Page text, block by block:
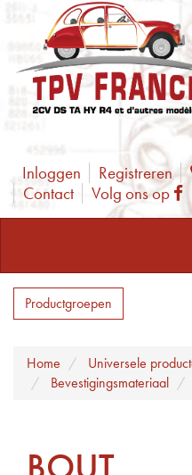
Inloggen Registreren
Contact
Volg ons op
Productgroepen
Home
Universele
Bevestigingsmateriaal